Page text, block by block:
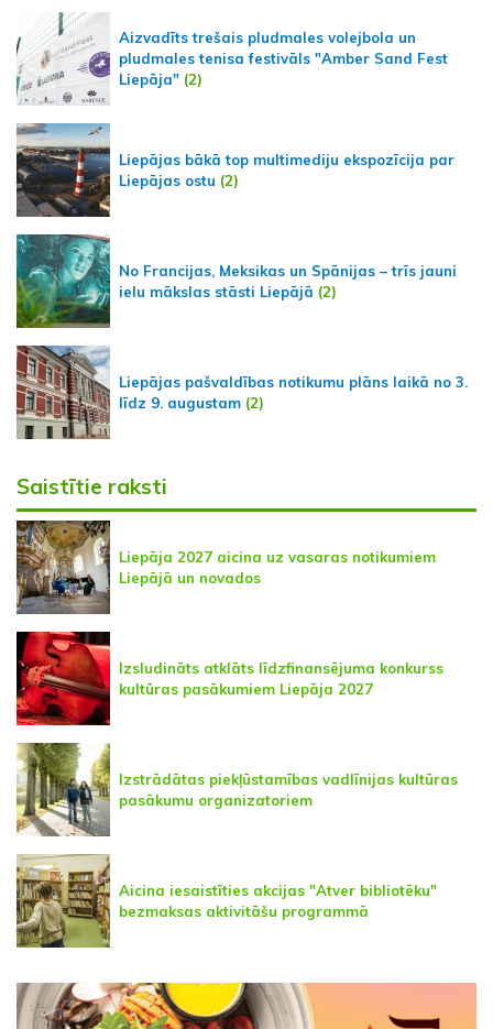
Aizvadīts trešais pludmales volejbola un
pludmales tenisa festivāls "Amber Sand Fest
Liepāja" (2)
Liepājas bākā top multimediju ekspozīcija par
Liepājas ostu (2)
No Francijas, Meksikas un Spānijas – trīs jauni
ielu mākslas stāsti Liepājā (2)
Liepājas pašvaldības notikumu plāns laikā no 3.
līdz 9. augustam (2)
Saistītie raksti
Liepāja 2027 aicina uz vasaras notikumiem
Liepājā un novados
Izsludināts atklāts līdzfinansējuma konkurss
kultūras pasākumiem Liepāja 2027
Izstrādātas piekļūstamības vadlīnijas kultūras
pasākumu organizatoriem
Aicina iesaistīties akcijas "Atver bibliotēku"
bezmaksas aktivitāšu programmā